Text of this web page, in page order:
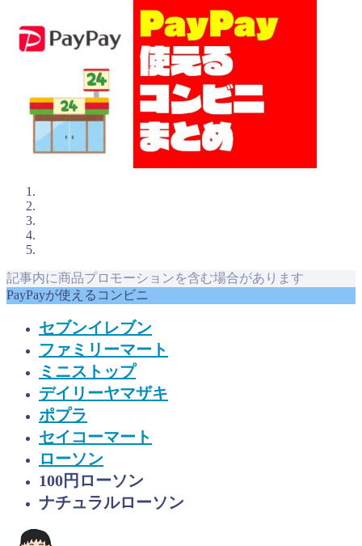
記事内に商品プロモーションを含む場合があります
PayPayが使えるコンビニ
セブンイレブン
ファミリーマート
ミニストップ
デイリーヤマザキ
ポプラ
セイコーマート
ローソン
100円ローソン
ナチュラルローソン